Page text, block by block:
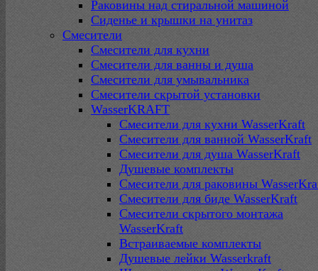
Раковины над стиральной машиной
Сиденье и крышки на унитаз
Смесители
Смесители для кухни
Смесители для ванны и душа
Смесители для умывальника
Смесители скрытой установки
WasserKRAFT
Смесители для кухни WasserKraft
Смесители для ванной WasserKraft
Смесители для душа WasserKraft
Душевые комплекты
Смесители для раковины
Смесители для биде WasserKraft
Смесители скрытого монтажа
WasserKraft
Встраиваемые комплекты
Душевые лейки Wasserkraft